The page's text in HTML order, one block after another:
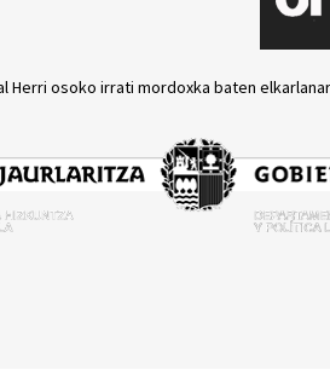
Herri osoko irrati mordoxka baten